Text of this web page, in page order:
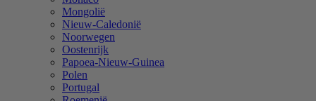
Mongolië
Nieuw-Caledonië
Noorwegen
Oostenrijk
Papoea-Nieuw-Guinea
Polen
Portugal